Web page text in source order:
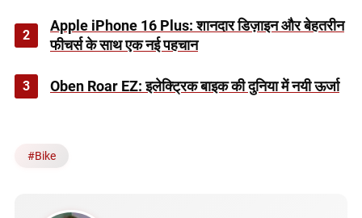
2
Apple iPhone 16 Plus: शानदार डिज़ाइन और बेहतरीन
फीचर्स के साथ एक नई पहचान
3 Oben Roar EZ: इलेक्ट्रिक बाइक की दुनिया में नयी ऊर्जा
#Bike